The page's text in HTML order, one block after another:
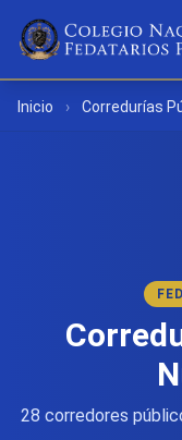
Inicio › Corredurías
28 corredores